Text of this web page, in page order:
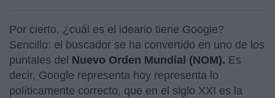
Por cierto, ¿cuál es el ideario tiene Google?
Sencillo: el buscador se ha convertido en uno de los
puntales del Nuevo Orden Mundial (NOM). Es
decir, Google representa hoy representa lo
políticamente correcto, que en el siglo XXI es la